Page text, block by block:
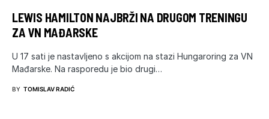
LEWIS HAMILTON NAJBRŽI NA DRUGOM TRENINGU
ZA VN MAĐARSKE
U 17 sati je nastavljeno s akcijom na stazi Hungaroring za VN
Mađarske. Na rasporedu je bio drugi…
BY TOMISLAV RADIĆ